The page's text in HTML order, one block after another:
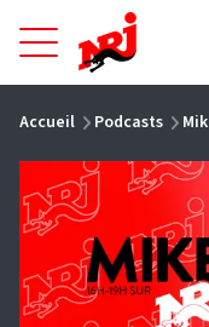
NRJ -
Accueil Podcasts